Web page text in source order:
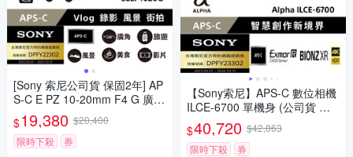
[Sony 索尼公司貨 保固2年] AP
S-C E PZ 10-20mm F4 G 廣角
電動變焦鏡 SELP1020G
$19,380 $20,400
限時下殺
券
【Sony索尼】APS-C 數位相機
ILCE-6700 單機身 (公司貨 保
固18+6個月)
$40,720 $42,863
限時下殺
券